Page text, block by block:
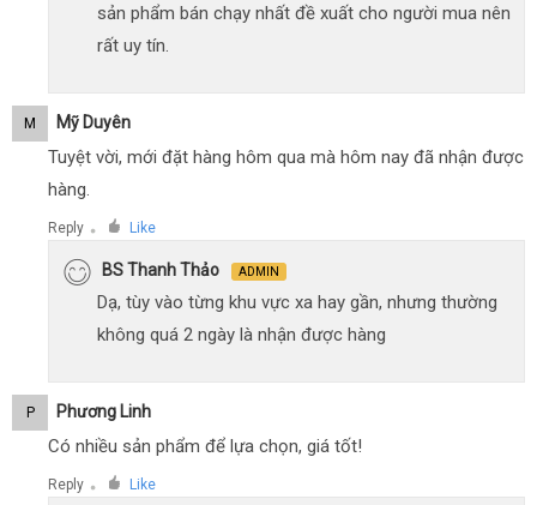
sản phẩm bán chạy nhất đề xuất cho người mua nên
rất uy tín.
M Mỹ Duyên
Tuyệt vời, mới đặt hàng hôm qua mà hôm nay đã nhận được
hàng.
Reply ● Like
BS Thanh Thảo ADMIN
Dạ, tùy vào từng khu vực xa hay gần, nhưng thường
không quá 2 ngày là nhận được hàng
P Phương Linh
Có nhiều sản phẩm để lựa chọn, giá tốt!
Reply ● Like